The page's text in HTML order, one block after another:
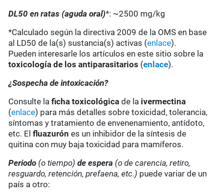
DL50 en ratas (aguda oral)*: ~2500 mg/kg
*Calculado según la directiva 2009 de la OMS en base
al LD50 de la(s) sustancia(s) activas (enlace).
Pueden interesarle los artículos en este sitio sobre la
toxicología de los antiparasitarios (enlace).
¿Sospecha de intoxicación?
Consulte laficha toxicológica de la ivermectina
(enlace) para más detalles sobre toxicidad, tolerancia,
síntomas y tratamiento de envenenamiento, antídoto,
etc. Elfluazurón es un inhibidor de la síntesis de
quitina con muy baja toxicidad para mamíferos.
Periodo (o tiempo) de espera (o de carencia, retiro,
resguardo, retención, prefaena, etc.) puede variar de un
país a otro: